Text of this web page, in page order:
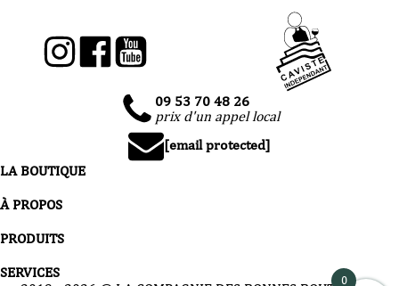
09 53 70 48 26
prix d'un appel local
[email protected]
LA BOUTIQUE
À PROPOS
PRODUITS
SERVICES
0